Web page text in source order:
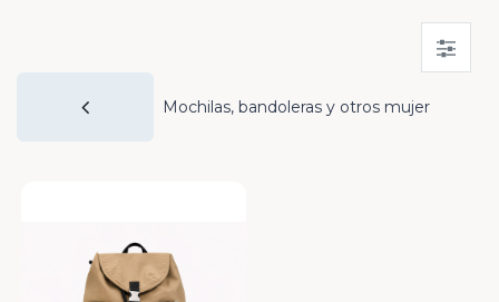
Mochilas, bandoleras y otros mujer